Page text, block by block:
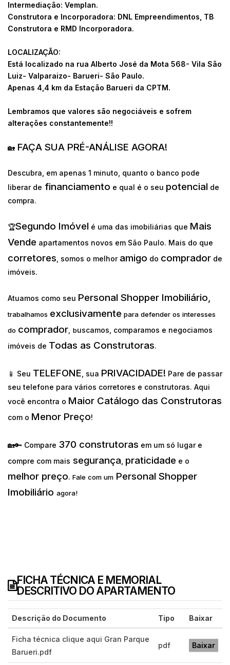
Intermediação: Vemplan.
Construtora e Incorporadora: DNL Empreendimentos, TB
Construtora e RMD Incorporadora.
LOCALIZAÇÃO:
Está localizado na rua Alberto José da Mota 568- Vila São
Luiz- Valparaizo- Barueri- São Paulo.
Apenas 4,4 km da Estação Barueri da CPTM.
Lembramos que valores são negociáveis e sofrem
alterações constantemente!!
🏡 FAÇA SUA PRÉ-ANÁLISE AGORA!
Descubra, em apenas 1 minuto, quanto o banco pode
liberar de financiamento e qual é o seu potencial de
compra.
🏆Segundo Imóvel é uma das imobiliárias que Mais
Vende apartamentos novos em São Paulo. Mais do que
corretores , somos o melhor amigo do comprador de
imóveis.
Atuamos como seu Personal Shopper Imobiliário,
trabalhamos exclusivamente para defender os interesses
do comprador, buscamos, comparamos e negociamos
imóveis de Todas as Construtoras.
📱 Seu TELEFONE , sua PRIVACIDADE! Pare de passar
seu telefone para vários corretores e construtoras. Aqui
você encontra o Maior Catálogo das Construtoras
com o Menor Preço!
🏡🔑 Compare 370 construtoras em um só lugar e
compre com mais segurança praticidade e o
melhor preço. Fale com um Personal Shopper
Imobiliário agora!
FICHA TÉCNICA E MEMORIAL
DESCRITIVO DO APARTAMENTO
Descrição do Documento Tipo Baixar
Ficha técnica clique aqui Gran Parque
Barueri.pdf
pdf Baixar